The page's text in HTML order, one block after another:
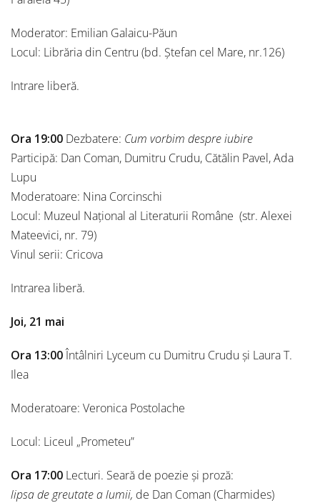
Moderator: Emilian Galaicu-Păun
Locul: Librăria din Centru (bd. Ștefan cel Mare, nr.126)
Intrare liberă.
Ora 19:00 Dezbatere: Cum vorbim despre iubire
Participă: Dan Coman, Dumitru Crudu, Cătălin Pavel, Ada
Lupu
Moderatoare: Nina Corcinschi
Locul: Muzeul Național al Literaturii Române (str. Alexei
Mateevici, nr. 79)
Vinul serii: Cricova
Intrarea liberă.
Joi, 21 mai
Ora 13:00Întâlniri Lyceum cu Dumitru Crudu și Laura T.
Ilea
Moderatoare: Veronica Postolache
Locul: Liceul „Prometeu”
Ora 17:00 Lecturi. Seară de poezie și proză:
lipsa de greutate a lumii, de Dan Coman (Charmides)